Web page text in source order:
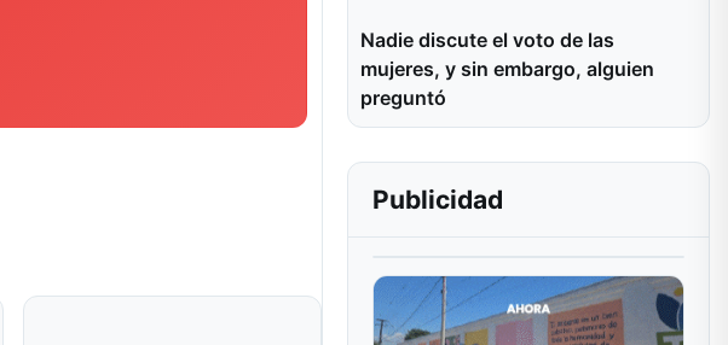
Nadie discute el voto de las
mujeres, y sin embargo, alguien
preguntó
Publicidad